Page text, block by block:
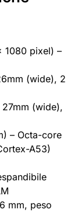
1080 pixel) –
(wide), 2
(wide),
– Octa-core
A53)
mm, peso